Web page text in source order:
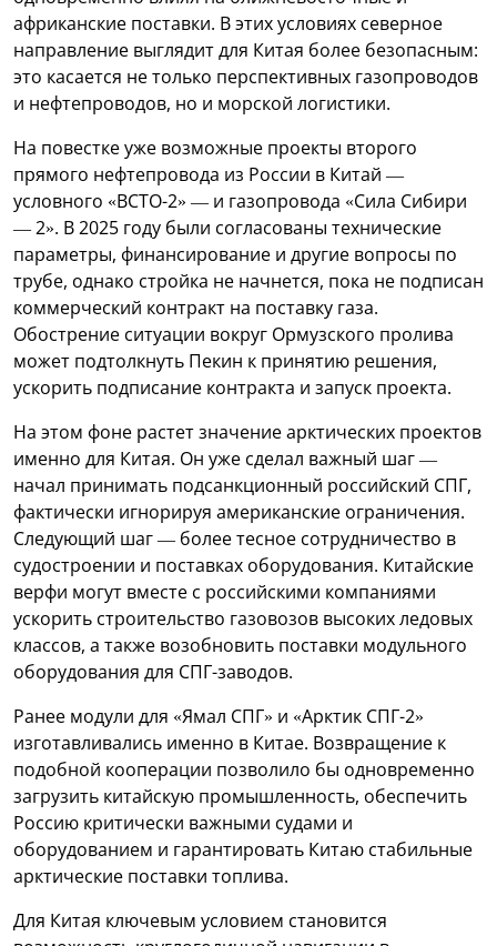
африканские поставки. В этих условиях северное
направление выглядит для Китая более безопасным:
это касается не только перспективных газопроводов
и нефтепроводов, но и морской логистики.
На повестке уже возможные проекты второго
прямого нефтепровода из России в Китай —
условного «ВСТО-2» — и газопровода «Сила Сибири
— 2». В 2025 году были согласованы технические
параметры, финансирование и другие вопросы по
трубе, однако стройка не начнется, пока не подписан
коммерческий контракт на поставку газа.
Обострение ситуации вокруг Ормузского пролива
может подтолкнуть Пекин к принятию решения,
ускорить подписание контракта и запуск проекта.
На этом фоне растет значение арктических проектов
именно для Китая. Он уже сделал важный шаг —
начал принимать подсанкционный российский СПГ,
фактически игнорируя американские ограничения.
Следующий шаг — более тесное сотрудничество в
судостроении и поставках оборудования. Китайские
верфи могут вместе с российскими компаниями
ускорить строительство газовозов высоких ледовых
классов, а также возобновить поставки модульного
оборудования для СПГ-заводов.
Ранее модули для «Ямал СПГ» и «Арктик СПГ-2»
изготавливались именно в Китае. Возвращение к
подобной кооперации позволило бы одновременно
загрузить китайскую промышленность, обеспечить
Россию критически важными судами и
оборудованием и гарантировать Китаю стабильные
арктические поставки топлива.
Для Китая ключевым условием становится